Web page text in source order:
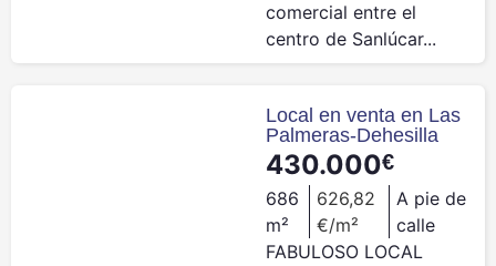
comercial entre el
centro de Sanlúcar...
Local en venta en Las
Palmeras-Dehesilla
430.000€
686
m²
626,82
€/m²
A pie de
calle
FABULOSO LOCAL